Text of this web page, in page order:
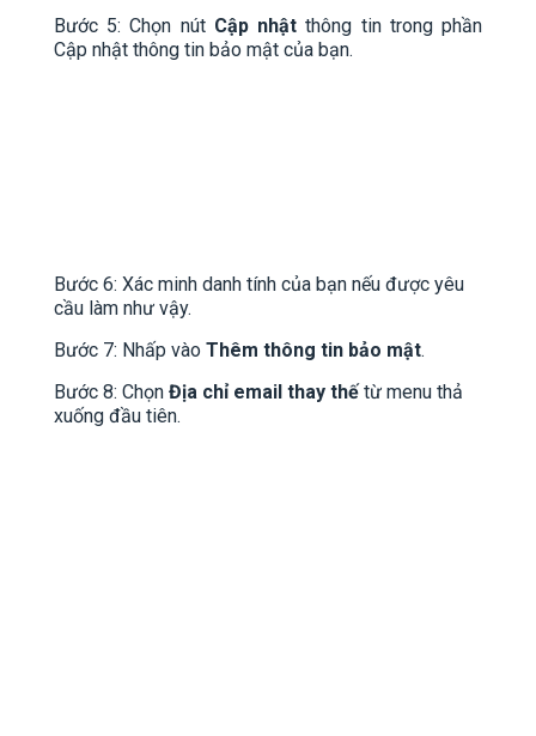
Bước 5: Chọn nút Cập nhật thông tin trong phần
Cập nhật thông tin bảo mật của bạn.
Bước 6: Xác minh danh tính của bạn nếu được yêu
cầu làm như vậy.
Bước 7: Nhấp vào Thêm thông tin bảo mật.
Bước 8: Chọn Địa chỉ email thay thế từ menu thả
xuống đầu tiên.